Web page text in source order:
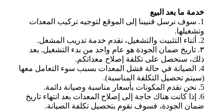
خدمة ما بعد البيع
1. سوف نرسل فنيينا إلى الموقع لتوجيه تركيب المعدات
وتشغيلها.
2. أثناء التثبيت والتشغيل، نقدم خدمة تدريب المشغل.
٣. تاريخ ضمان الجودة هو عام واحد من بدء التشغيل. بعد
ذلك، سنحصل على تكلفة إصلاح معداتكم.
4. الصيانة في حالة فشل المعدات بسبب سوء التعامل معها
(سيتم تحصيل التكلفة المناسبة).
5. نحن نقدم المكونات بأسعار مناسبة وصيانة دائمة.
6. إذا كانت هناك حاجة إلى إصلاح المعدات بعد انتهاء تاريخ
ضمان الجودة، فسوف نقوم بتحصيل تكلفة الصيانة.